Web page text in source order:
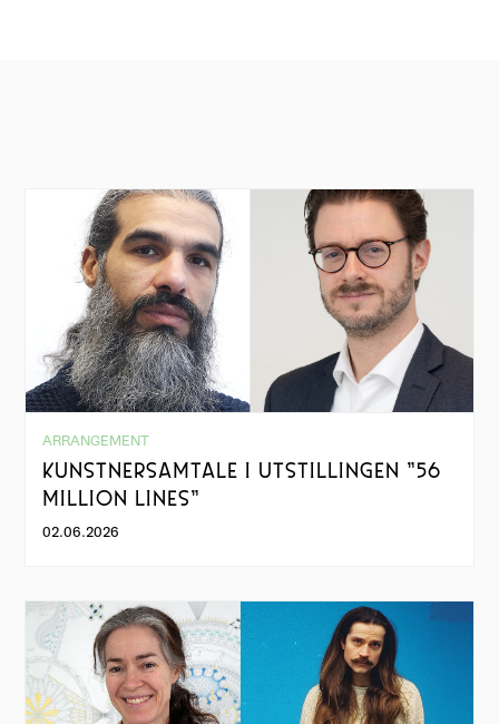
ARRANGEMENT
KUNSTNERSAMTALE I UTSTILLINGEN "56
MILLION LINES"
02.06.2026